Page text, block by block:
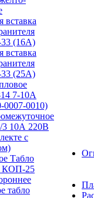
вставка
(16А)
вставка
(25А)
7-10А
0007-0010)
10А 220В
с
Табло
КОП-25
табло